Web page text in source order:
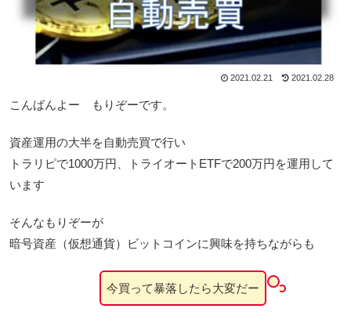
2021.02.21 2021.02.28
こんばんよー もりぞーです。
資産運用の大半を自動売買で行い
トラリピで1000万円、トライオートETFで200万円を運用して
います
そんなもりぞーが
暗号資産（仮想通貨）ビットコインに興味を持ちながらも
今買って暴落したら大変だー